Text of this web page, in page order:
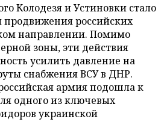
Колодезя и Устиновки стало
российских
направлении. Помимо
зоны, эти действия
усилить давление на
снабжения ВСУ в ДНР.
армия подошла к
одного из ключевых
украинской